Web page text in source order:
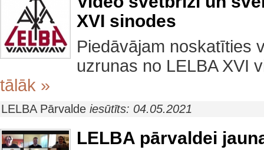
XVI sinodes
Piedāvājam noskatīties
uzrunas no LELBA XVI
tālāk »
LELBA Pārvalde iesūtīts: 04.05.2021
LELBA pārvaldei